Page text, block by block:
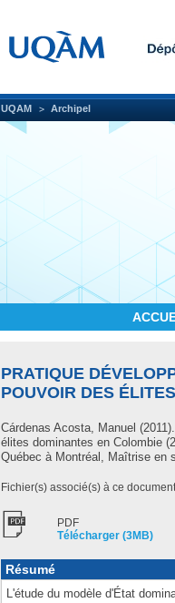
UQAM Archipel
PRATIQUE
POUVOIR DES
Cárdenas Acosta, Manuel
élites dominantes en Colombie
Québec à Montréal, Maîtrise en
Fichier(s) associé(s) à ce
PDF
Télécharger (3MB)
Résumé
L'étude du modèle d'État